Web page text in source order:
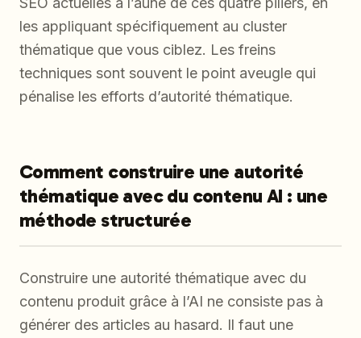
les appliquant spécifiquement au cluster
thématique que vous ciblez. Les freins
techniques sont souvent le point aveugle qui
pénalise les efforts d’autorité thématique.
Comment construire une autorité
thématique avec du contenu AI : une
méthode structurée
Construire une autorité thématique avec du
contenu produit grâce à l’AI ne consiste pas à
générer des articles au hasard. Il faut une